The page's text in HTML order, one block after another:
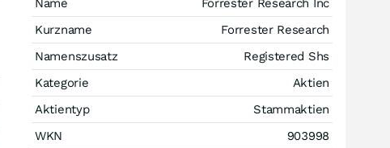
Name
Forrester Research Inc
Kurzname
Forrester Research
Namenszusatz
Registered Shs
Kategorie
Aktien
Aktientyp
Stammaktien
WKN
903998